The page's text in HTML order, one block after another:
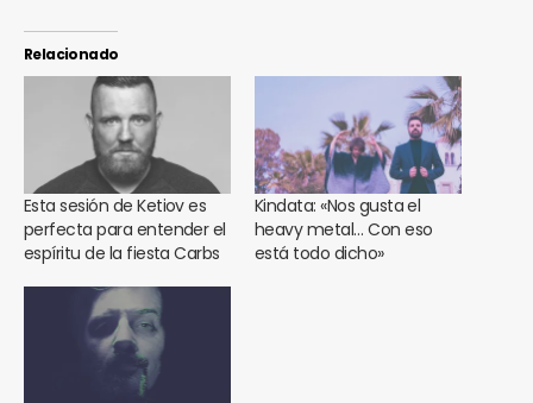
Relacionado
Esta sesión de Ketiov es
perfecta para entender el
espíritu de la fiesta Carbs
Kindata: «Nos gusta el
heavy metal… Con eso
está todo dicho»